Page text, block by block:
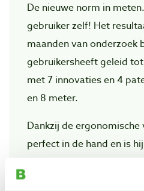
De nieuwe norm in
gebruiker zelf! Het
maanden van onderzoek
gebruikersheeft geleid
met 7 innovaties en 4
en 8 meter.
Dankzij de
perfect in de hand en is
oogopslag. De